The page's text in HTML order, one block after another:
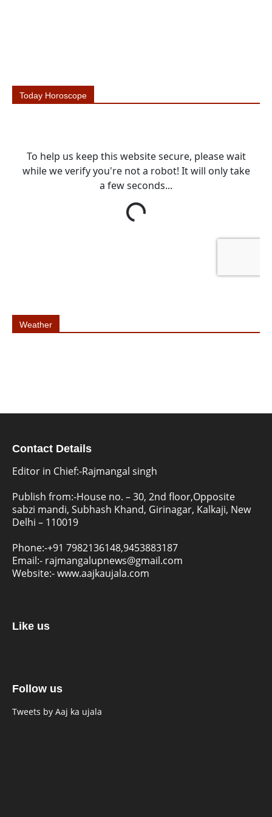
Today Horoscope
Weather
Contact Details
Editor in Chief:-Rajmangal singh
Publish from:-House no. – 30, 2nd floor,Opposite
sabzi mandi, Subhash Khand, Girinagar, Kalkaji, New
Delhi – 110019
Phone:-+91 7982136148,9453883187
Email:- rajmangalupnews@gmail.com
Website:-www.aajkaujala.com
Like us
Follow us
Tweets by Aaj ka ujala